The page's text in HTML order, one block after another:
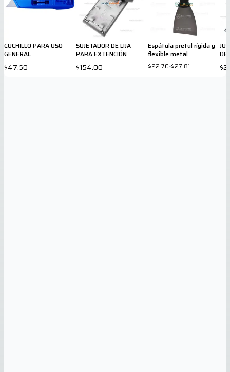
CUCHILLO PARA USO
GENERAL
$47.50
SUJETADOR DE LIJA
PARA EXTENCIÓN
$154.00
Espátula pretul rígida y
flexible metal
$22.70-$27.81
DE